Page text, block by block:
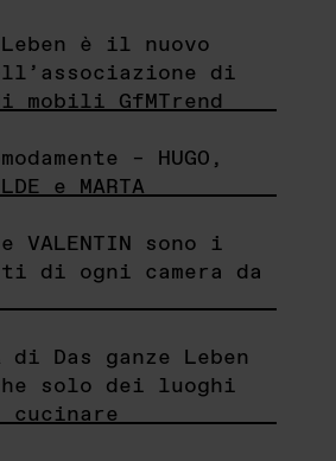
Leben è il nuovo
di
mobili GfMTrend
– HUGO,
e MARTA
e VALENTIN sono i
di ogni camera da
di Das ganze Leben
solo dei luoghi
cucinare